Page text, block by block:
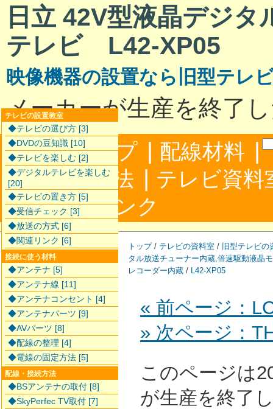
日立 42V型液晶デジタ
テレビ L42-XP05
映像機器の設置なら旧型テレ
メーカーが生産を終了
サイトマップ | 配線材料 |
配線接続方法 | テレビ資料
合わせ|リンク
トップ/ テレビの資料室 / 旧型テレビの
タル放送チューナー内蔵,倍速駆動液晶
レコーダー内蔵 / L42-XP05
« 前ページ：
» 次ページ：
このページは
が生産を終了
テレビの設置教室
◆テレビの選び方 [3]
◆DVDの豆知識 [10]
◆テレビを楽しむ [2]
◆デジタルテレビを楽しむ
[20]
◆テレビの置き方 [5]
◆受信チェック [3]
◆放送の方式 [6]
◆関連リンク [6]
接続に使う材料
◆アンテナ [5]
◆アンテナ線 [11]
◆アンテナコンセント [4]
◆アンテナパーツ [9]
◆AVパーツ [8]
◆配線の整理 [4]
◆電線の固定方法 [5]
配線・接続方法
◆BSアンテナの取付 [8]
◆SkyPerfec TV取付 [7]